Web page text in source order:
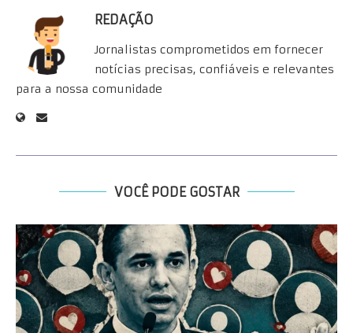
REDAÇÃO
Jornalistas comprometidos em fornecer
notícias precisas, confiáveis e relevantes
para a nossa comunidade
VOCÊ PODE GOSTAR